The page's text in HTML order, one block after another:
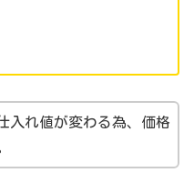
入れ値が変わる為、価格